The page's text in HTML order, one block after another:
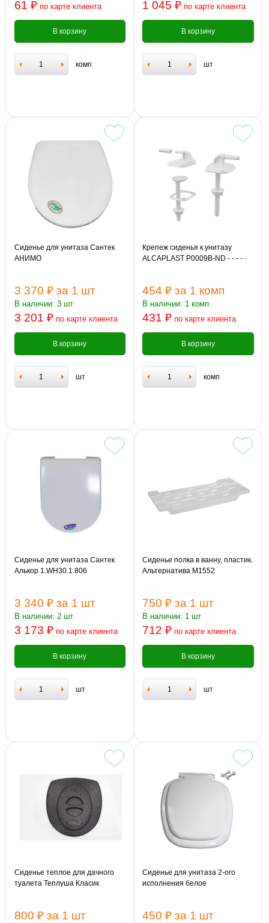
61 ₽ по карте клиента
В корзину
комп
1 045 ₽ по карте клиента
В корзину
шт
Сиденье для унитаза Сантек
АНИМО
3 370 ₽ за 1 шт
В наличии: 3 шт
3 201 ₽ по карте клиента
В корзину
шт
Крепеж сиденья к унитазу
ALCAPLAST P0009B-ND - - - - -
454 ₽ за 1 комп
В наличии: 1 комп
431 ₽ по карте клиента
В корзину
комп
Сиденье для унитаза Сантек
Алькор 1.WH30.1.806
3 340 ₽ за 1 шт
В наличии: 2 шт
3 173 ₽ по карте клиента
В корзину
шт
Сиденье полка в ванну, пластик.
Альтернатива М1552
750 ₽ за 1 шт
В наличии: 1 шт
712 ₽ по карте клиента
В корзину
шт
Сиденье теплое для дачного
туалета Теплуша Класик
800 ₽ за 1 шт
Сиденье для унитаза 2-ого
исполнения белое
450 ₽ за 1 шт